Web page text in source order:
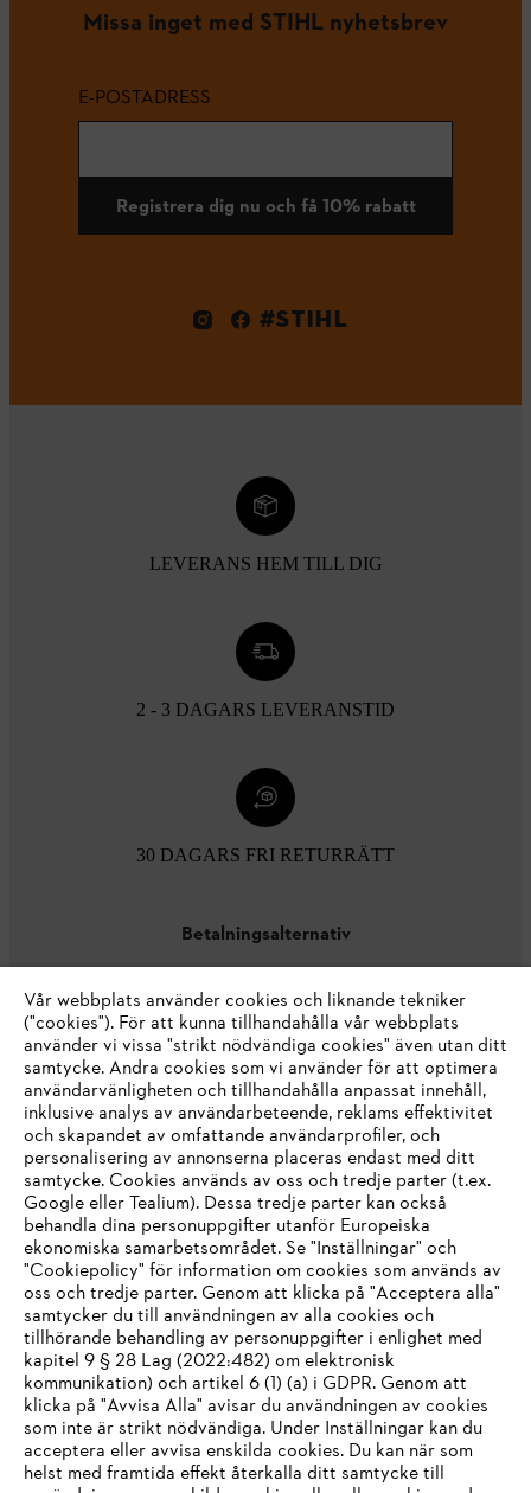
Missa inget med STIHL nyhetsbrev
E-POSTADRESS
Registrera dig nu och få 10% rabatt
#STIHL
LEVERANS HEM TILL DIG
2 - 3 DAGARS LEVERANSTID
30 DAGARS FRI RETURRÄTT
Betalningsalternativ
Företaget
STIHL FAQ
Service
Allmänna villkor och bestämmelser
IHR BROWSER WIRD NICHT
UNTERSTÜTZT
Sie nutzen einen Browser, den wir noch nicht unterstützen. Für
Vår webbplats använder cookies och liknande tekniker
("cookies"). För att kunna tillhandahålla vår webbplats
använder vi vissa "strikt nödvändiga cookies" även utan ditt
samtycke. Andra cookies som vi använder för att optimera
användarvänligheten och tillhandahålla anpassat innehåll,
inklusive analys av användarbeteende, reklams effektivitet
och skapandet av omfattande användarprofiler, och
personalisering av annonserna placeras endast med ditt
samtycke. Cookies används av oss och tredje parter (t.ex.
Google eller Tealium). Dessa tredje parter kan också
behandla dina personuppgifter utanför Europeiska
ekonomiska samarbetsområdet. Se "Inställningar" och
"Cookiepolicy" för information om cookies som används av
oss och tredje parter. Genom att klicka på "Acceptera alla"
samtycker du till användningen av alla cookies och
tillhörande behandling av personuppgifter i enlighet med
kapitel 9 § 28 Lag (2022:482) om elektronisk
kommunikation) och artikel 6 (1) (a) i GDPR. Genom att
klicka på "Avvisa Alla" avisar du användningen av cookies
som inte är strikt nödvändiga. Under Inställningar kan du
acceptera eller avvisa enskilda cookies. Du kan när som
helst med framtida effekt återkalla ditt samtycke till